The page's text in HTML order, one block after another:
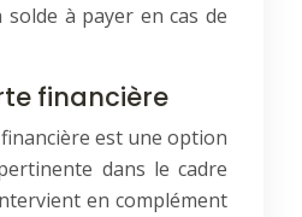
à payer en cas de
financière
est une option
dans le cadre
en complément